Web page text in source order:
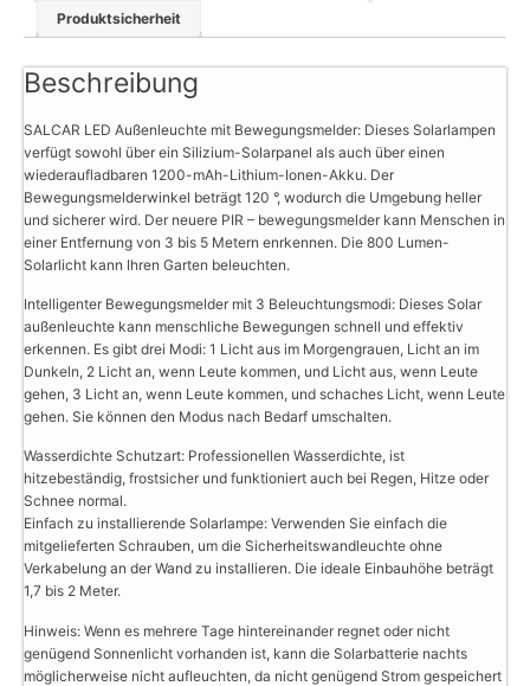
Produktsicherheit
Beschreibung
SALCAR LED Außenleuchte mit Bewegungsmelder: Dieses Solarlampen
verfügt sowohl über ein Silizium-Solarpanel als auch über einen
wiederaufladbaren 1200-mAh-Lithium-Ionen-Akku. Der
Bewegungsmelderwinkel beträgt 120 °, wodurch die Umgebung heller
und sicherer wird. Der neuere PIR – bewegungsmelder kann Menschen in
einer Entfernung von 3 bis 5 Metern enrkennen. Die 800 Lumen-
Solarlicht kann Ihren Garten beleuchten.
Intelligenter Bewegungsmelder mit 3 Beleuchtungsmodi: Dieses Solar
außenleuchte kann menschliche Bewegungen schnell und effektiv
erkennen. Es gibt drei Modi: 1 Licht aus im Morgengrauen, Licht an im
Dunkeln, 2 Licht an, wenn Leute kommen, und Licht aus, wenn Leute
gehen, 3 Licht an, wenn Leute kommen, und schaches Licht, wenn Leute
gehen. Sie können den Modus nach Bedarf umschalten.
Wasserdichte Schutzart: Professionellen Wasserdichte, ist
hitzebeständig, frostsicher und funktioniert auch bei Regen, Hitze oder
Schnee normal.
Einfach zu installierende Solarlampe: Verwenden Sie einfach die
mitgelieferten Schrauben, um die Sicherheitswandleuchte ohne
Verkabelung an der Wand zu installieren. Die ideale Einbauhöhe beträgt
1,7 bis 2 Meter.
Hinweis: Wenn es mehrere Tage hintereinander regnet oder nicht
genügend Sonnenlicht vorhanden ist, kann die Solarbatterie nachts
möglicherweise nicht aufleuchten, da nicht genügend Strom gespeichert